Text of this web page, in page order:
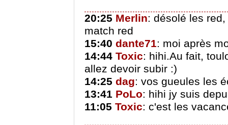
20:25 Merlin: désolé les
match red
15:40 dante71: moi après
14:44 Toxic: hihi.Au fait,
allez devoir subir :)
14:25 dag: vos gueules les
13:41 PoLo: hihi jy suis
11:05 Toxic: c'est les